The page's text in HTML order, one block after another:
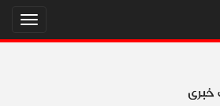
نمایش
منو